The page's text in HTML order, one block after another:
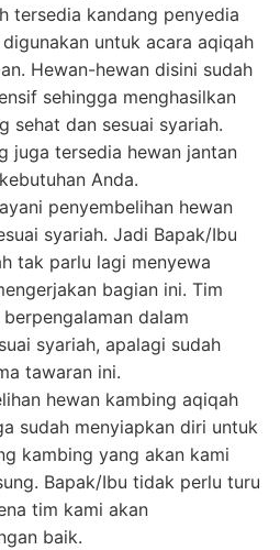
tersedia kandang penyedia
untuk acara aqiqah
Hewan-hewan disini sudah
sehingga menghasilkan
sehat dan sesuai syariah.
juga tersedia hewan jantan
Anda.
penyembelihan hewan
syariah. Jadi Bapak/Ibu
tak parlu lagi menyewa
bagian ini. Tim
dalam
syariah, apalagi sudah
tawaran ini.
hewan kambing aqiqah
sudah menyiapkan diri untuk
kambing yang akan kami
Bapak/Ibu tidak perlu turu
tim kami akan
baik.